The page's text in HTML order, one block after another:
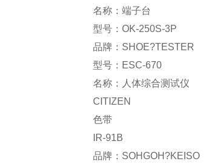
名称：端子台
型号：OK-250S-3P
品牌：SHOE?TESTER
型号：ESC-670
名称：人体综合测试仪
CITIZEN
色带
IR-91B
品牌：SOHGOH?KEISO